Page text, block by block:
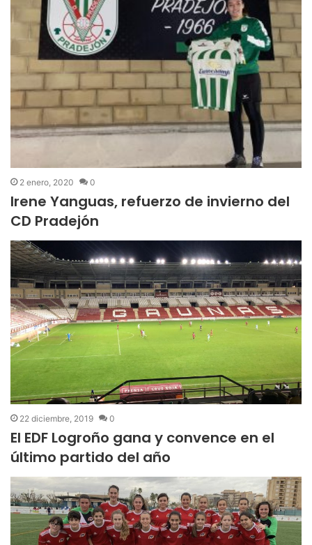
2 enero, 2020 0
Irene Yanguas, refuerzo de invierno del
CD Pradejón
22 diciembre, 2019 0
El EDF Logroño gana y convence en el
último partido del año